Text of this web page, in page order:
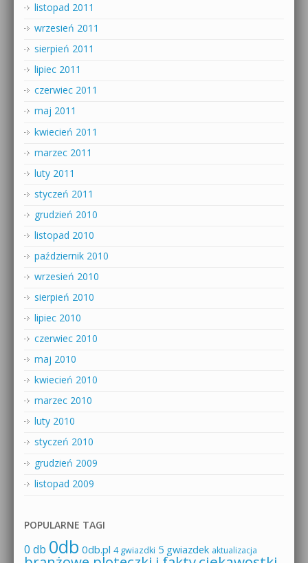
listopad 2011
wrzesień 2011
sierpień 2011
lipiec 2011
czerwiec 2011
maj 2011
kwiecień 2011
marzec 2011
luty 2011
styczeń 2011
grudzień 2010
listopad 2010
październik 2010
wrzesień 2010
sierpień 2010
lipiec 2010
czerwiec 2010
maj 2010
kwiecień 2010
marzec 2010
luty 2010
styczeń 2010
grudzień 2009
listopad 2009
POPULARNE TAGI
0 db 0db 0db.pl 4 gwiazdki 5 gwiazdek aktualizacja